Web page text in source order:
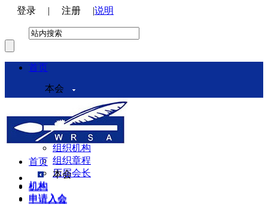
登录 | 注册 |说明
首页
本会
本会介绍
领导机构
理事会
组织机构
组织章程
历届会长
机构
申请入会
首页
本会
机构
申请入会